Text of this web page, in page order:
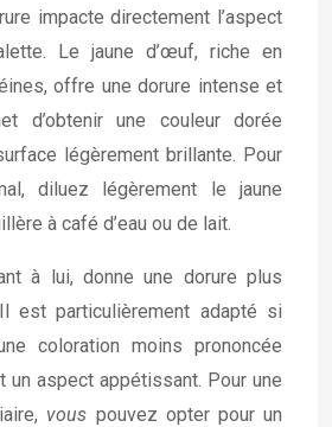
impacte directement l’aspect
Le jaune d’œuf, riche en
offre une dorure intense et
d’obtenir une couleur dorée
légèrement brillante. Pour
diluez légèrement le jaune
à café d’eau ou de lait.
à lui, donne une dorure plus
est particulièrement adapté si
coloration moins prononcée
un aspect appétissant. Pour une
vous pouvez opter pour un